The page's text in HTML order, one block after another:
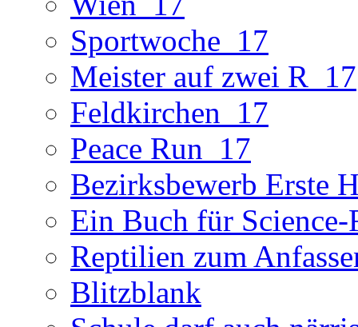
Sportwoche_17
Meister auf zwei R_17
Feldkirchen_17
Peace Run_17
Bezirksbewerb Erste
Ein Buch für
Reptilien zum
Blitzblank